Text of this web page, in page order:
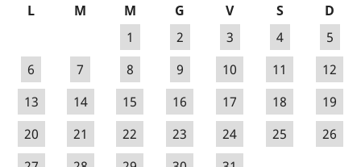
L M M G V S
D
1
2 3 4
5
6
7 8 9 10 11
12
13
14 15 16 17 18
19
20
21 22 23 24 25
26